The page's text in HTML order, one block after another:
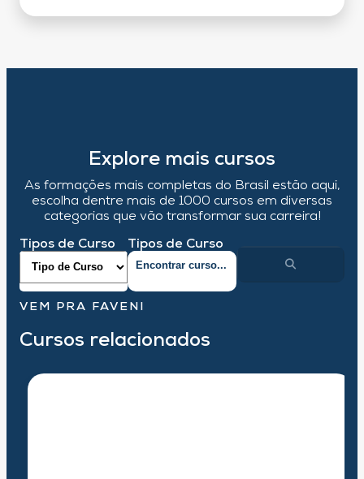
Explore mais cursos
As formações mais completas do Brasil estão aqui,
escolha dentre mais de 1000 cursos em diversas
categorias que vão transformar sua carreira!
Tipos de Curso Tipos de Curso
VEM PRA FAVENI
Cursos relacionados